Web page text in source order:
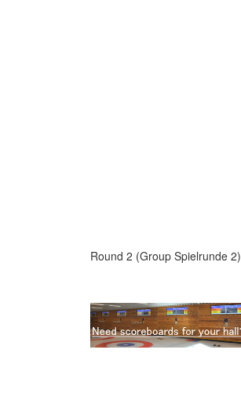
Round 2 (Group Spielrunde 2)